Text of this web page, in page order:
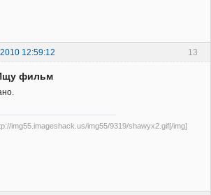
13
12:59:12
фильм
img55.imageshack.us/img55/9319/shawyx2.gif[/img]